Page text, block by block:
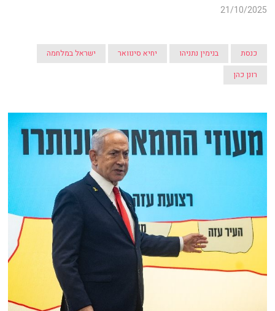
21/10/2025
כנסת בנימין נתניהו יחיא סינוואר
ישראל במלחמה
רונן כהן